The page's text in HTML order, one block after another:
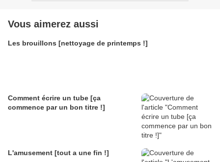
Vous aimerez aussi
Les brouillons [nettoyage de printemps !]
Comment écrire un tube [ça
commence par un bon titre !]
L'amusement [tout a une fin !]